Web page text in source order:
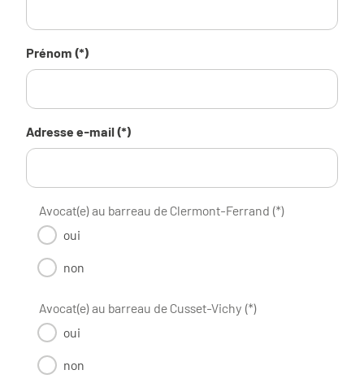
Prénom (*)
Adresse e-mail (*)
Avocat(e) au barreau de Clermont-Ferrand (*)
oui
non
Avocat(e) au barreau de Cusset-Vichy (*)
oui
non